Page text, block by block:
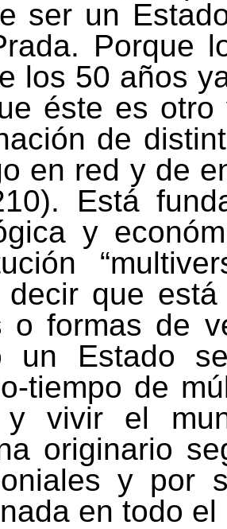
ser un
Porque
los 50 años
éste es
de
en red y de
Está
y
decir que
o formas de
un Estado
tiempo de
y vivir el
originario
y por
en todo el